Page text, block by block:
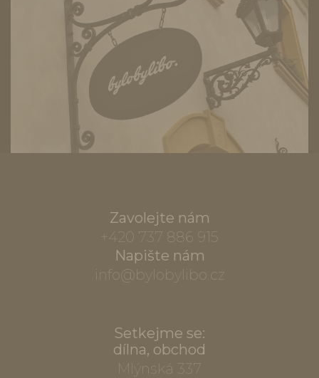
Zavolejte nám
+420 737 886 915
Napište nám
info@bylobylibo.cz
Setkejme se:
dílna, obchod
Mlýnská 337